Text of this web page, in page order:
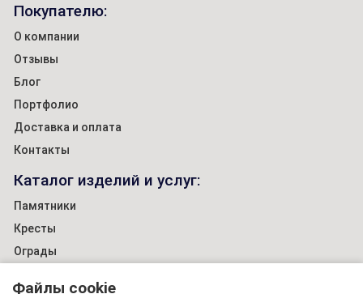
Покупателю:
О компании
Отзывы
Блог
Портфолио
Доставка и оплата
Контакты
Каталог изделий и услуг:
Памятники
Кресты
Ограды
Файлы cookie